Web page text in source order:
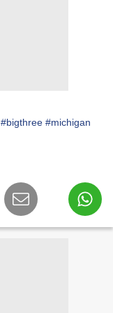
#bigthree #michigan